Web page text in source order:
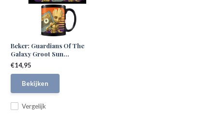
Beker: Guardians Of The
Galaxy Groot Sun...
Vergelijk
€14,95
Bekijken